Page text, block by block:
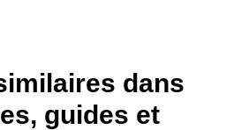
dans
guides et